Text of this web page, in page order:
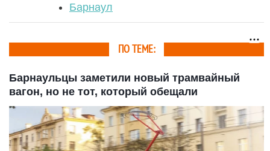
Барнаул
ПО ТЕМЕ:
Барнаульцы заметили новый трамвайный
вагон, но не тот, который обещали